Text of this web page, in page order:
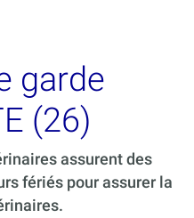
garde
(26)
assurent des
fériés pour assurer la